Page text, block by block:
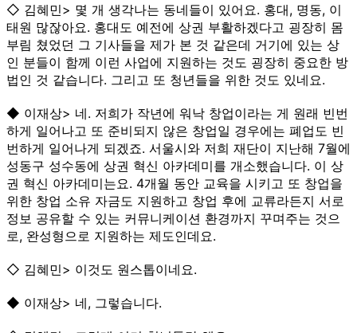
◇ 김혜민> 몇 개 생각나는 동네들이 있어요. 홍대, 명동, 이
태원 많잖아요. 홍대도 예전에 상권 부활하겠다고 굉장히 몸
부림 쳤었던 그 기사들을 제가 본 것 같은데 거기에 있는 상
인 분들이 함께 이런 사업에 지원하는 것도 굉장히 중요한 방
법인 것 같습니다. 그리고 또 청년들을 위한 것도 있네요.
◆ 이재상> 네. 저희가 작년에 워낙 창업이라는 게 원래 빈번
하게 일어나고 또 준비되지 않은 창업일 경우에는 폐업도 빈
번하게 일어나게 되겠죠. 서울시와 저희 재단이 지난해 7월에
성동구 성수동에 상권 혁신 아카데미를 개소했습니다. 이 상
권 혁신 아카데미는요. 4개월 동안 교육을 시키고 또 창업을
위한 창업 소유 자금도 지원하고 창업 후에 교류라든지 서로
정보 공유할 수 있는 커뮤니케이션 환경까지 꾸며주는 것으
로, 완성형으로 지원하는 제도인데요.
◇ 김혜민> 이것도 원스톱이네요.
◆ 이재상> 네, 그렇습니다.